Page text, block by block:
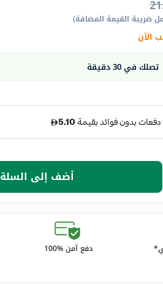
ضريبة القيمة المضافة)
تصلك في 30 دقيقة
أضف إلى السلة
دفع آمن %100